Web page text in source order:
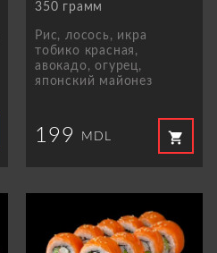
350 грамм
Рис, лосось, икра
тобико красная,
авокадо, огурец,
японский майонез
199 MDL shopping_cart